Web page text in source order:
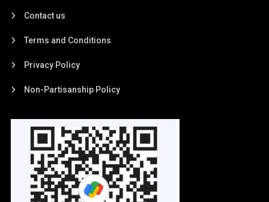
Contact us
Terms and Conditions
Privacy Policy
Non-Partisanship Policy